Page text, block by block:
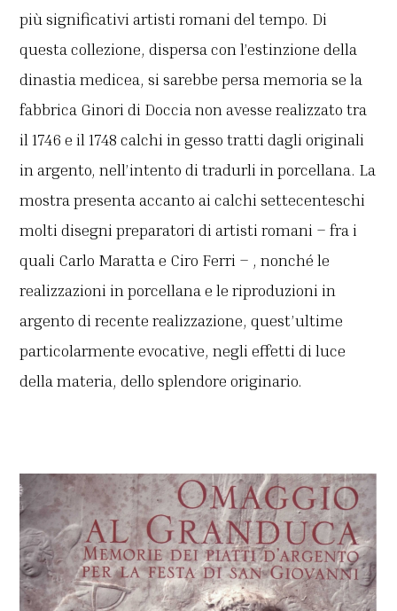
più significativi artisti romani del tempo. Di
questa collezione, dispersa con l’estinzione della
dinastia medicea, si sarebbe persa memoria se la
fabbrica Ginori di Doccia non avesse realizzato tra
il 1746 e il 1748 calchi in gesso tratti dagli originali
in argento, nell’intento di tradurli in porcellana. La
mostra presenta accanto ai calchi settecenteschi
molti disegni preparatori di artisti romani – fra i
quali Carlo Maratta e Ciro Ferri – , nonché le
realizzazioni in porcellana e le riproduzioni in
argento di recente realizzazione, quest’ultime
particolarmente evocative, negli effetti di luce
della materia, dello splendore originario.